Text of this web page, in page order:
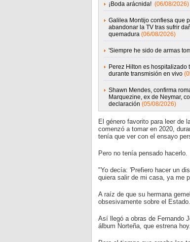
¡Boda arácnida! (06/08/2026)
Galilea Montijo confiesa que
abandonar la TV tras sufrir
quemadura (06/08/2026)
'Siempre he sido de armas
Perez Hilton es hospitalizado
durante transmisión en vivo
Shawn Mendes, confirma
Marquezine, ex de Neymar,
declaración (05/08/2026)
El género favorito para leer de
comenzó a tomar en 2020,
tenía que ver con el ensayo
Pero no tenía pensado hacerlo.
"Yo decía: 'Prefiero hacer un
quiera salir de mi casa, ya me
A raíz de que su hermana
obsesivamente sobre el Estado.
Así llegó a obras de Fernando
álbum Norteña, que estrena hoy.